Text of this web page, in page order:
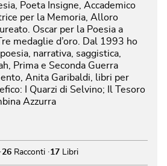
Poeta Insigne, Accademico
per la Memoria, Alloro
Oscar per la Poesia a
medaglie d’oro. Dal 1993 ho
narrativa, saggistica,
Prima e Seconda Guerra
Anita Garibaldi, libri per
I Quarzi di Selvino; Il Tesoro
Azzurra
26 Racconti 17 Libri